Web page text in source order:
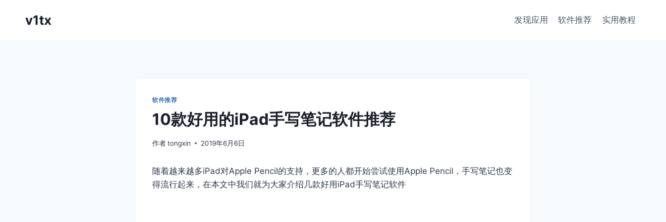
v1tx 发现应用 软件推荐 实用教程
软件推荐
10款好用的iPad手写笔记软件推荐
作者tongxin 2019年6月6日
随着越来越多iPad对Apple Pencil的支持，更多的人都开始尝试使用Apple Pencil，手写笔记也变
得流行起来，在本文中我们就为大家介绍几款好用iPad手写笔记软件